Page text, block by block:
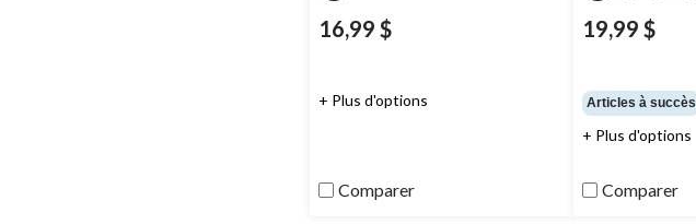
16,99 $
+ Plus d'options
Comparer
19,99 $
Articles à succès
+ Plus d'options
Comparer